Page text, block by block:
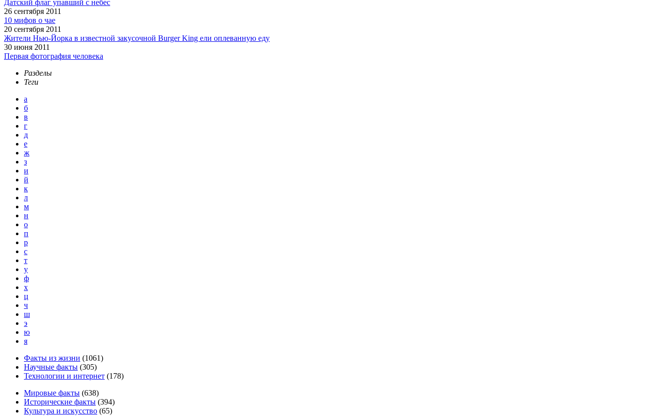
Датский флаг упавший с небес
26 сентября 2011
10 мифов о чае
20 сентября 2011
Жители Нью-Йорка в известной закусочной Burger King ели оплеванную еду
30 июня 2011
Первая фотография человека
Разделы
Теги
а
б
в
г
д
е
ж
з
и
й
к
л
м
н
о
п
р
с
т
у
ф
х
ц
ч
ш
э
ю
я
Факты из жизни (1061)
Научные факты (305)
Технологии и интернет (178)
Мировые факты (638)
Исторические факты (394)
Культура и искусство (65)